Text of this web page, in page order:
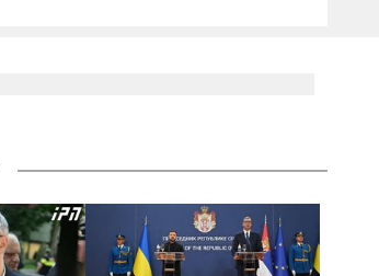
სააკაშვილის, მისი რეჟიმის და
კობახიძე
"ოკუპაციის 18 წლისთავზე, რუსეთი არ
ასრულებს ევროკავშირის შუამავლობით
დადებულ 2008 წლის 12 აგვისტოს ცეცხლის
შეწყვეტის შეთანხმებას" - საგარეო უწყება